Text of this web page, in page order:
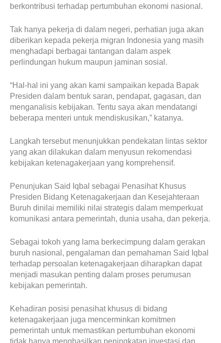
berkontribusi terhadap pertumbuhan ekonomi nasional.
Tak hanya pekerja di dalam negeri, perhatian juga akan
diberikan kepada pekerja migran Indonesia yang masih
menghadapi berbagai tantangan dalam aspek
perlindungan hukum maupun jaminan sosial.
“Hal-hal ini yang akan kami sampaikan kepada Bapak
Presiden dalam bentuk saran, pendapat, gagasan, dan
menganalisis kebijakan. Tentu saya akan mendatangi
beberapa menteri untuk mendiskusikan,” katanya.
Langkah tersebut menunjukkan pendekatan lintas sektor
yang akan dilakukan dalam menyusun rekomendasi
kebijakan ketenagakerjaan yang komprehensif.
Penunjukan Said Iqbal sebagai Penasihat Khusus
Presiden Bidang Ketenagakerjaan dan Kesejahteraan
Buruh dinilai memiliki nilai strategis dalam memperkuat
komunikasi antara pemerintah, dunia usaha, dan pekerja.
Sebagai tokoh yang lama berkecimpung dalam gerakan
buruh nasional, pengalaman dan pemahaman Said Iqbal
terhadap persoalan ketenagakerjaan diharapkan dapat
menjadi masukan penting dalam proses perumusan
kebijakan pemerintah.
Kehadiran posisi penasihat khusus di bidang
ketenagakerjaan juga mencerminkan komitmen
pemerintah untuk memastikan pertumbuhan ekonomi
tidak hanya menghasilkan peningkatan investasi dan